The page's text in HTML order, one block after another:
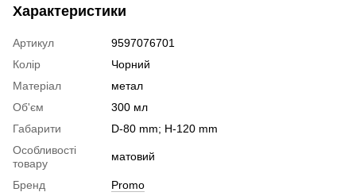
Характеристики
Артикул
9597076701
Колір
Чорний
Матеріал
метал
Об'єм
300 мл
Габарити
D-80 mm; H-120 mm
Особливості
товару
матовий
Бренд
Promo